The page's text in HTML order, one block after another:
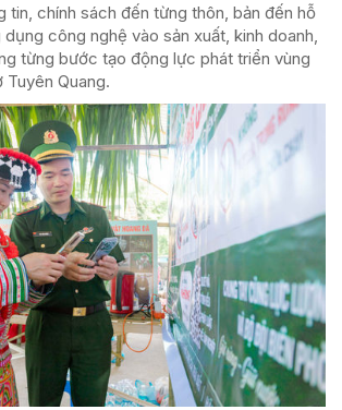
tin, chính sách đến từng thôn, bản đến hỗ
công nghệ vào sản xuất, kinh doanh,
từng bước tạo động lực phát triển vùng
Quang.